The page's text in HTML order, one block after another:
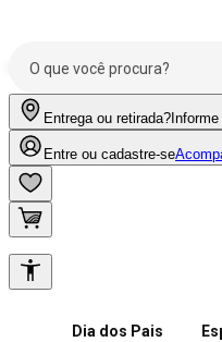
Entrega ou retirada?
Entre ou cadastre-se
Dia dos Pais